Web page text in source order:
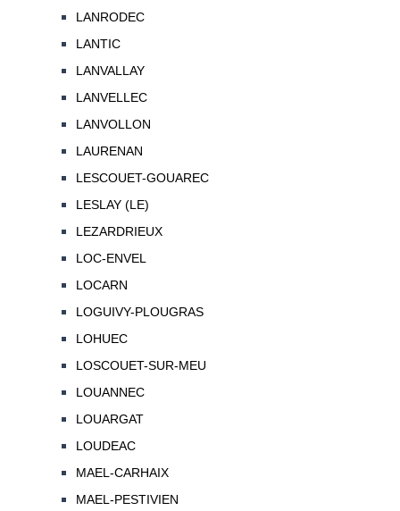
LANRODEC
LANTIC
LANVALLAY
LANVELLEC
LANVOLLON
LAURENAN
LESCOUET-GOUAREC
LESLAY (LE)
LEZARDRIEUX
LOC-ENVEL
LOCARN
LOGUIVY-PLOUGRAS
LOHUEC
LOSCOUET-SUR-MEU
LOUANNEC
LOUARGAT
LOUDEAC
MAEL-CARHAIX
MAEL-PESTIVIEN